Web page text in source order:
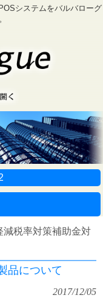
システムをバルバローグ
減税率対策補助金対
品について
2017/12/05